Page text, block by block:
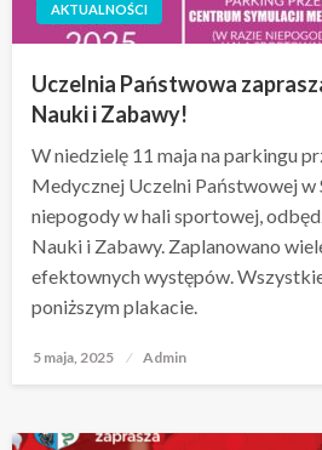
AKTUALNOŚCI
Uczelnia Państwowa
Nauki i Zabawy!
W niedzielę 11 maja na parkingu
Medycznej Uczelni Państwowej w
niepogody w hali sportowej,
Nauki i Zabawy. Zaplanowano
efektownych występów.
poniższym plakacie.
Opublikowane
5 maja, 2025 Admin